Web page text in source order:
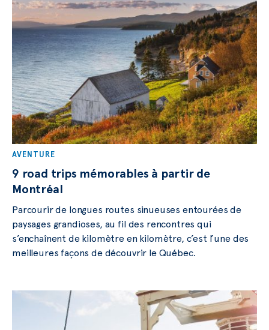
AVENTURE
9 road trips mémorables à partir de
Montréal
Parcourir de longues routes sinueuses entourées de
paysages grandioses, au fil des rencontres qui
s’enchaînent de kilomètre en kilomètre, c’est l’une des
meilleures façons de découvrir le Québec.